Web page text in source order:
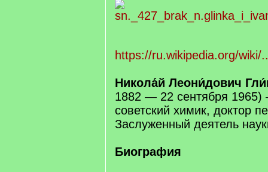
https://ru.wikipedia.org/wiki/
Никола́й Леони́дович
1882 — 22 сентября 1965)
советский химик, доктор
Заслуженный деятель
Биография